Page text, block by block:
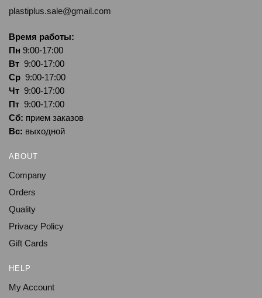
plastiplus.sale@gmail.com
Время работы:
Пн 9:00-17:00
Вт 9:00-17:00
Ср 9:00-17:00
Чт 9:00-17:00
Пт 9:00-17:00
Сб: прием заказов
Вс: выходной
ABOUT
Company
Orders
Quality
Privacy Policy
Gift Cards
HELP
My Account